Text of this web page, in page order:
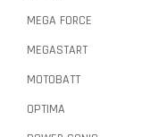
MEGA FORCE
MEGASTART
MOTOBATT
OPTIMA